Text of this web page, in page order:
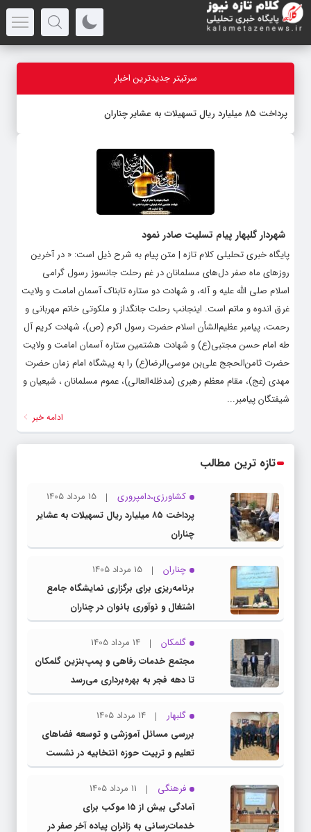
سرتیتر جدیدترین اخبار
پرداخت ۸۵ میلیارد ریال تسهیلات به عشایر چناران
شهردار گلبهار پیام تسلیت صادر نمود
پایگاه خبری تحلیلی کلام تازه | متن پیام به شرح ذیل است: « در آخرین
روزهای ماه صفر دل‌های مسلمانان در غم رحلت جانسوز رسول گرامی
اسلام صلی الله علیه و آله، و شهادت دو ستاره تابناک آسمان امامت و ولایت
غرق اندوه و ماتم است. اینجانب رحلت جانگداز و ملکوتی خاتم مهربانى و
رحمت، پیامبر عظیم‌الشأن اسلام حضرت رسول اکرم (ص)، شهادت کریم آل
طه امام حسن مجتبی(ع) و شهادت هشتمین ستاره آسمان امامت و ولایت
حضرت ثامن‌الحجج علی‌بن موسی‌الرضا(ع) را به پیشگاه امام زمان حضرت
مهدی (عج)، مقام معظم رهبری (مدظله‌العالی)، عموم مسلمانان ، شیعیان و
شیفتگان پیامبر...
ادامه خبر
تازه ترین مطالب
کشاورزی،دامپروری
15 مرداد 1405
پرداخت ۸۵ میلیارد ریال تسهیلات به عشایر
چناران
چناران
15 مرداد 1405
برنامه‌ریزی برای برگزاری نمایشگاه جامع
اشتغال و نوآوری بانوان در چناران
گلمکان
14 مرداد 1405
مجتمع خدمات رفاهی و پمپ‌بنزین گلمکان
تا دهه فجر به بهره‌برداری می‌رسد
گلبهار
14 مرداد 1405
بررسی مسائل آموزشی و توسعه فضاهای
تعلیم و تربیت حوزه انتخابیه در نشست
مشترک عضو کمیسیون آموزش مجلس با
مدیرکل آموزش و پرورش خراسان رضوی
فرهنگی
11 مرداد 1405
آمادگی بیش از ۱۵ موکب برای
خدمات‌رسانی به زائران پیاده آخر صفر در